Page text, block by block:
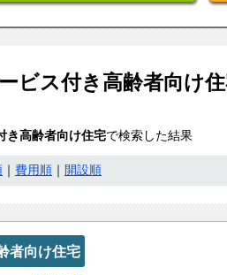
ビス付き高齢者向け
き高齢者向け住宅で検索した結果
費用順 開設順
者向け住宅